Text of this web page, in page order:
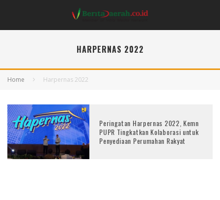
HARPERNAS 2022
Home Harpernas 2022
Peringatan Harpernas 2022, Kemn
PUPR Tingkatkan Kolaborasi untuk
Penyediaan Perumahan Rakyat